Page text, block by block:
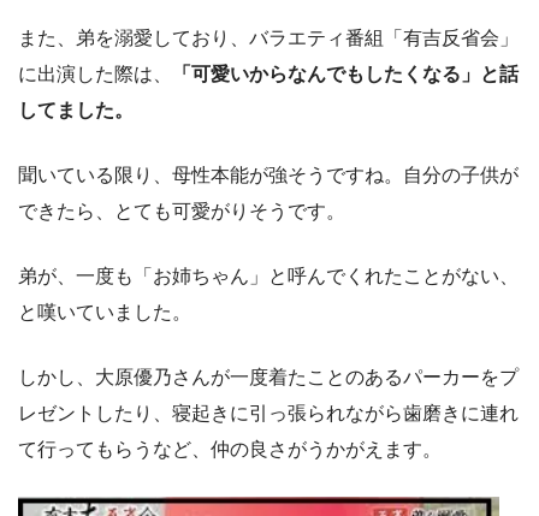
また、弟を溺愛しており、バラエティ番組「有吉反省会」
に出演した際は、
「可愛いからなんでもしたくなる」と話
してました。
聞いている限り、母性本能が強そうですね。自分の子供が
できたら、とても可愛がりそうです。
弟が、一度も「お姉ちゃん」と呼んでくれたことがない、
と嘆いていました。
しかし、大原優乃さんが一度着たことのあるパーカーをプ
レゼントしたり、寝起きに引っ張られながら歯磨きに連れ
て行ってもらうなど、仲の良さがうかがえます。